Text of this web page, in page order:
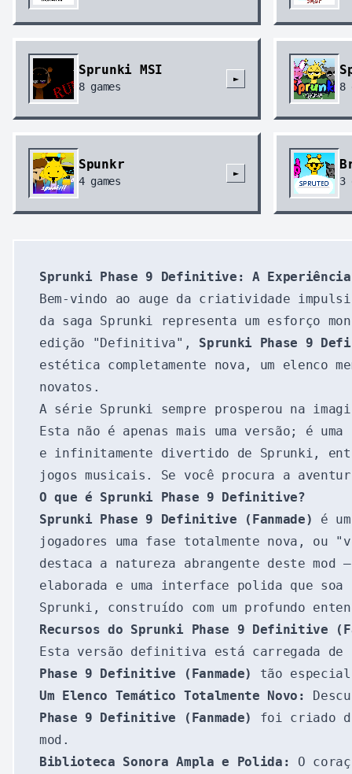
Sprunki MSI
8games
►
8
Spunkr
4games
►
3
Sprunki Phase 9 Definitive: A
Bem-vindo ao auge da criatividade
da saga Sprunki representa um esforço
edição "Definitiva", Sprunki Phase 9
estética completamente nova, um elenco
novatos.
A série Sprunki sempre prosperou na
Esta não é apenas mais uma versão; é
e infinitamente divertido de Sprunki,
jogos musicais. Se você procura a
O que é Sprunki Phase 9 Definitive?
Sprunki Phase 9 Definitive (Fanmade)
é
jogadores uma fase totalmente nova,
destaca a natureza abrangente deste
elaborada e uma interface polida que
Sprunki, construído com um profundo
Recursos do Sprunki Phase 9 Definitive
Esta versão definitiva está carregada
Phase 9 Definitive (Fanmade)
tão
Um Elenco Temático Totalmente Novo:
Phase 9 Definitive (Fanmade)
foi criado
mod.
Biblioteca Sonora Ampla e Polida:
O